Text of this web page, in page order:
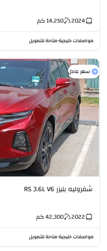
2024
14,250كم
مواصفات خليجية•متاحة للتمويل
سعر عادل
شفروليه بليزر RS 3.6L V6
2022
42,300كم
مواصفات خليجية•متاحة للتمويل